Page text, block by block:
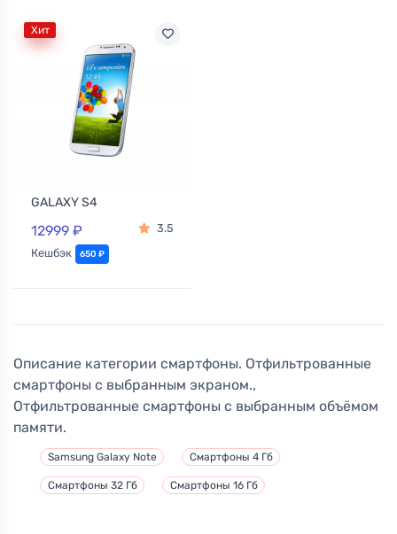
Хит
GALAXY S4
12999 ₽
3.5
Кешбэк
650 ₽
Описание категории смартфоны. Отфильтрованные
смартфоны с выбранным экраном.,
Отфильтрованные смартфоны с выбранным объёмом
памяти.
Samsung Galaxy Note Смартфоны 4 Гб
Смартфоны 32 Гб Смартфоны 16 Гб